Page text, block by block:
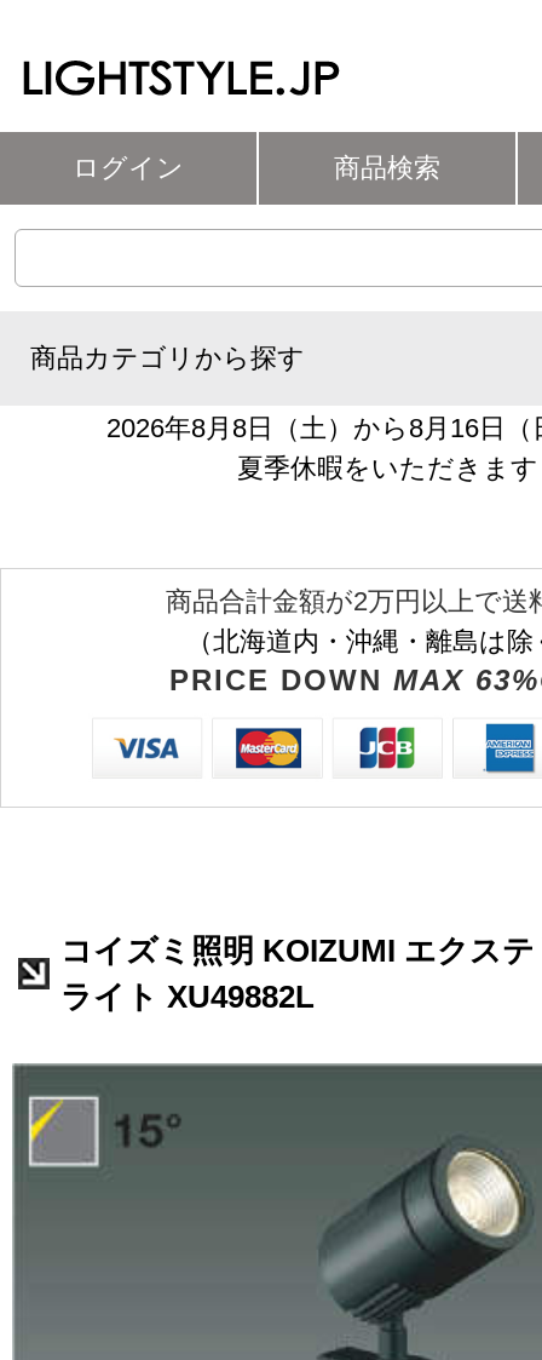
ログイン 商品検索
商品カテゴリから探す
2026年8月8日（土）から8月16日
夏季休暇をいただきます
商品合計金額が2万円以上で送
（北海道内・沖縄・離島は
PRICE DOWN MAX
コイズミ照明 KOIZUMI エクス
ライト XU49882L